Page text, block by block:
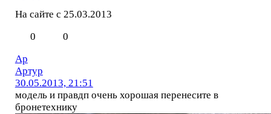
На сайте с 25.03.2013
0
0
Ар
Артур
30.05.2013, 21:51
модель и правдп очень хорошая перенесите в
бронетехнику